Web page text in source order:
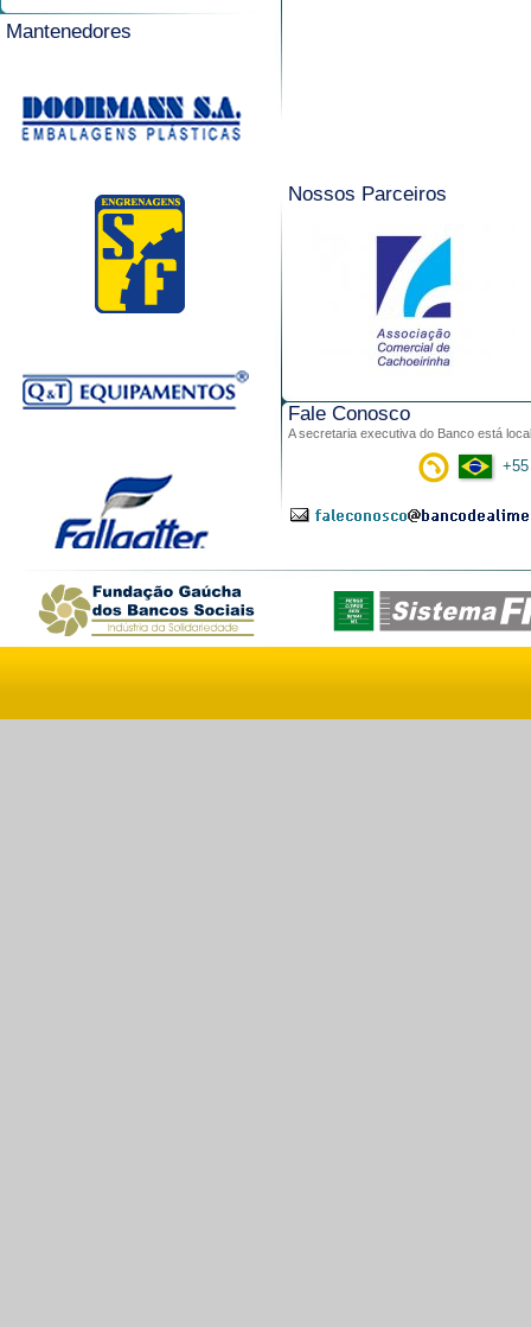
Mantenedores
Nossos Parceiros
Fale Conosco
A secretaria executiva do Banco está
+55